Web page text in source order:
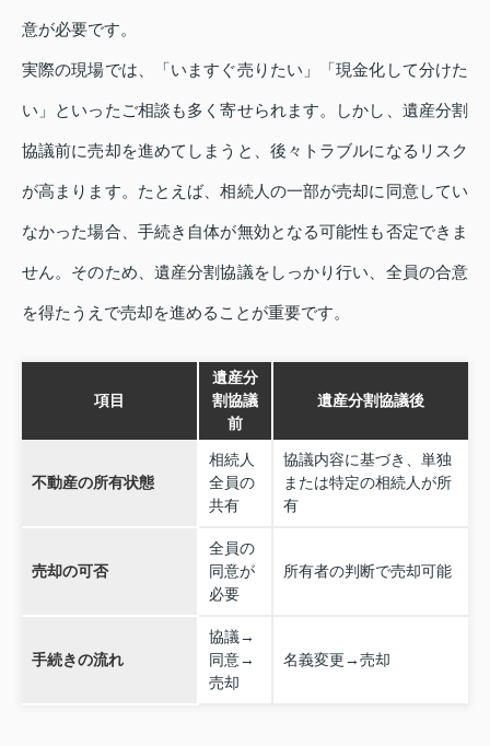
意が必要です。
実際の現場では、「いますぐ売りたい」「現金化して分けた
い」といったご相談も多く寄せられます。しかし、遺産分割
協議前に売却を進めてしまうと、後々トラブルになるリスク
が高まります。たとえば、相続人の一部が売却に同意してい
なかった場合、手続き自体が無効となる可能性も否定できま
せん。そのため、遺産分割協議をしっかり行い、全員の合意
を得たうえで売却を進めることが重要です。
項目
遺産分
割協議
前
遺産分割協議後
不動産の所有状態
相続人
全員の
共有
協議内容に基づき、単独
または特定の相続人が所
有
売却の可否
全員の
同意が
必要
所有者の判断で売却可能
手続きの流れ
協議→
同意→
売却
名義変更→売却